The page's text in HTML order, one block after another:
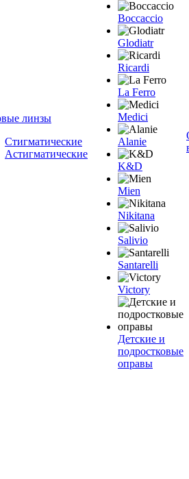
линзы
Стигматические
Астигматические
Boccaccio
Glodiatr
Ricardi
La Ferro
Medici
Alanie
K&D
Mien
Nikitana
Salivio
Santarelli
Victory
Детские и
подростковые
оправы